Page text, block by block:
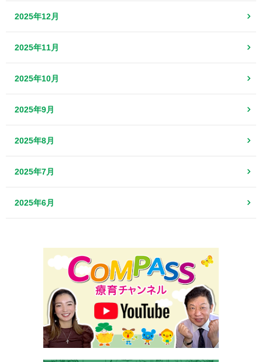
2025年12月
2025年11月
2025年10月
2025年9月
2025年8月
2025年7月
2025年6月